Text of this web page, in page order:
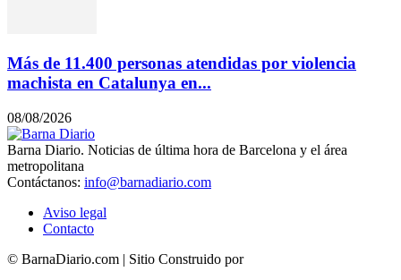
Más de 11.400 personas atendidas por violencia
machista en Catalunya en...
08/08/2026
Barna Diario. Noticias de última hora de Barcelona y el área
metropolitana
Contáctanos: info@barnadiario.com
Aviso legal
Contacto
© BarnaDiario.com | Sitio Construido por